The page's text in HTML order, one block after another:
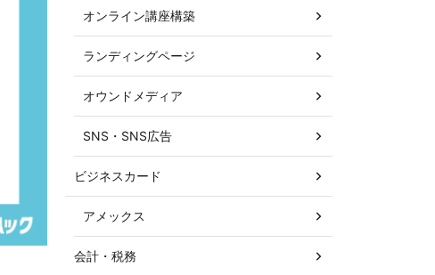
オンライン講座構築
ランディングページ
オウンドメディア
SNS・SNS広告
ビジネスカード
アメックス
会計・税務